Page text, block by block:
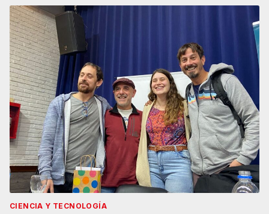
CIENCIA Y TECNOLOGÍA